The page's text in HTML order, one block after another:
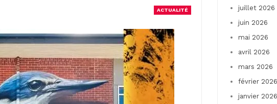
ACTUALITÉ
juillet 2026
juin 2026
mai 2026
avril 2026
mars 2026
février 2026
janvier 2026